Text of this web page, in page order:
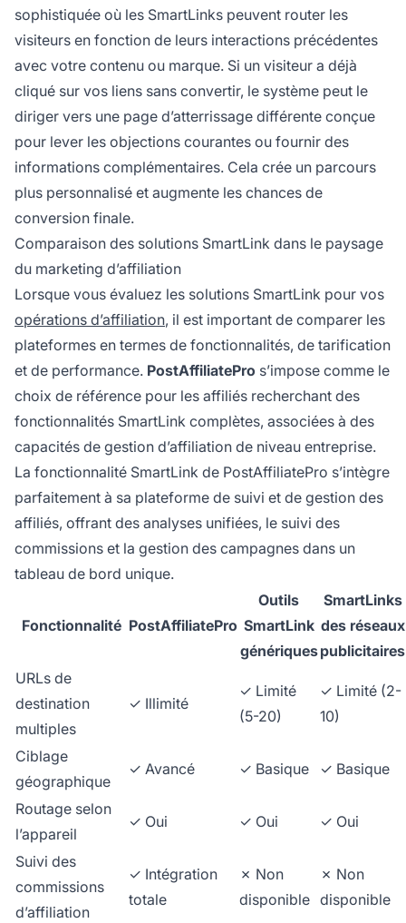
sophistiquée où les SmartLinks peuvent router les
visiteurs en fonction de leurs interactions précédentes
avec votre contenu ou marque. Si un visiteur a déjà
cliqué sur vos liens sans convertir, le système peut le
diriger vers une page d’atterrissage différente conçue
pour lever les objections courantes ou fournir des
informations complémentaires. Cela crée un parcours
plus personnalisé et augmente les chances de
conversion finale.
Comparaison des solutions SmartLink dans le paysage
du marketing d’affiliation
Lorsque vous évaluez les solutions SmartLink pour vos
opérations d’affiliation, il est important de comparer les
plateformes en termes de fonctionnalités, de tarification
et de performance. PostAffiliatePro s’impose comme le
choix de référence pour les affiliés recherchant des
fonctionnalités SmartLink complètes, associées à des
capacités de gestion d’affiliation de niveau entreprise.
La fonctionnalité SmartLink de PostAffiliatePro s’intègre
parfaitement à sa plateforme de suivi et de gestion des
affiliés, offrant des analyses unifiées, le suivi des
commissions et la gestion des campagnes dans un
tableau de bord unique.
Fonctionnalité PostAffiliatePro
Outils
SmartLink
génériques
SmartLinks
des réseaux
publicitaires
URLs de
destination
multiples
✓ Illimité
✓ Limité
(5-20)
✓ Limité (2-
10)
Ciblage
géographique
✓ Avancé ✓ Basique ✓ Basique
Routage selon
l’appareil
✓ Oui ✓ Oui ✓ Oui
Suivi des
commissions
d’affiliation
✓ Intégration
totale
✗ Non
disponible
✗ Non
disponible